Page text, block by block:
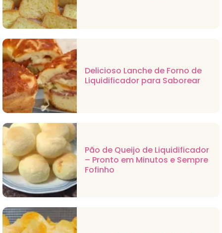
Delicioso Lanche de Forno de
Liquidificador para Saborear
Pão de Queijo de Liquidificador
– Pronto em Minutos e Sempre
Fofinho